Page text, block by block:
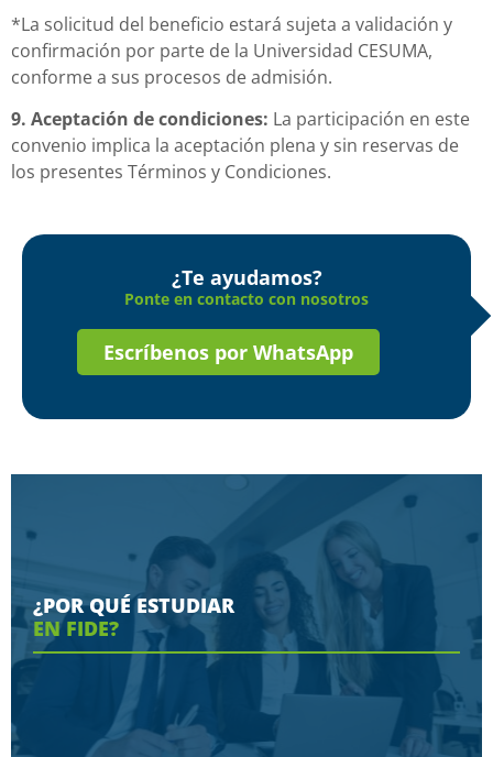
*La solicitud del beneficio estará sujeta a validación y
confirmación por parte de la Universidad CESUMA,
conforme a sus procesos de admisión.
9. Aceptación de condiciones: La participación en este
convenio implica la aceptación plena y sin reservas de
los presentes Términos y Condiciones.
¿Te ayudamos?
Ponte en contacto con nosotros
Escríbenos por WhatsApp
¿POR QUÉ ESTUDIAR
EN FIDE?